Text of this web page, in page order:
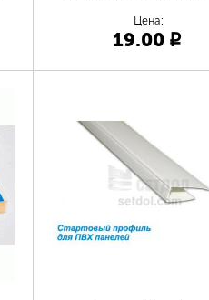
Цена:
19.00 p